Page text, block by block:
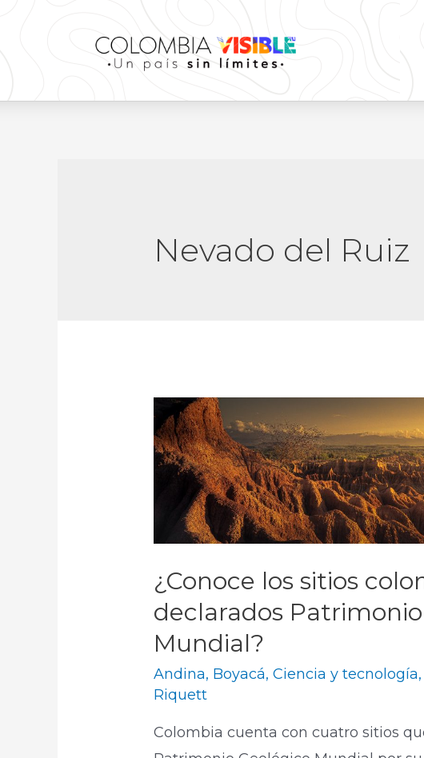
Nevado del Ruiz
¿Conoce los sitios
declarados
Mundial?
Andina, Boyacá,Ciencia y tecnología,
Riquett
Colombia cuenta con cuatro sitios